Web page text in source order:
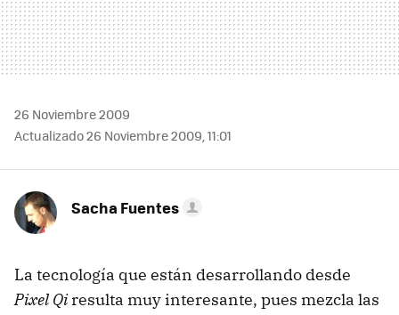
26 Noviembre 2009
Actualizado 26 Noviembre 2009, 11:01
Sacha Fuentes
La tecnología que están desarrollando desde
Pixel Qiresulta muy interesante, pues mezcla las